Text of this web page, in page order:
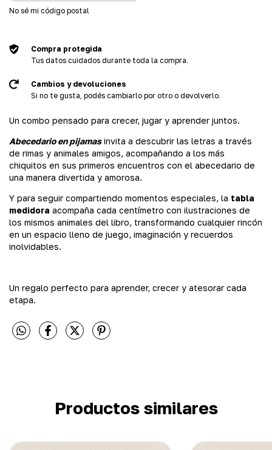
No sé mi código postal
Compra protegida
Tus datos cuidados durante toda la compra.
Cambios y devoluciones
Si no te gusta, podés cambiarlo por otro o devolverlo.
Un combo pensado para crecer, jugar y aprender juntos.
Abecedario en pijamasinvita a descubrir las letras a través
de rimas y animales amigos, acompañando a los más
chiquitos en sus primeros encuentros con el abecedario de
una manera divertida y amorosa.
Y para seguir compartiendo momentos especiales, la tabla
medidora acompaña cada centímetro con ilustraciones de
los mismos animales del libro, transformando cualquier rincón
en un espacio lleno de juego, imaginación y recuerdos
inolvidables.
Un regalo perfecto para aprender, crecer y atesorar cada
etapa.
Productos similares